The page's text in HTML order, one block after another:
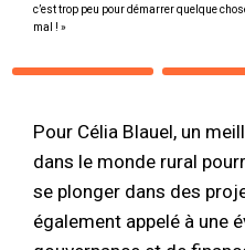
c’est trop peu pour démarrer quelque
mal ! »
Pour Célia Blauel, un
dans le monde rural
se plonger dans des
également appelé à une